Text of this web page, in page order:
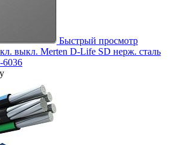
Быстрый просмотр
выкл. Merten D-Life SD нерж. сталь
6036